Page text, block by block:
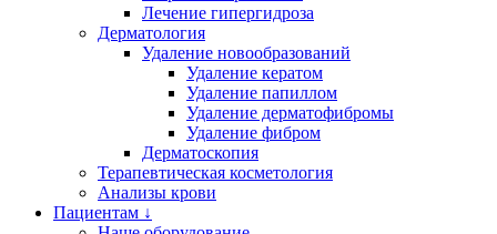
Лечение гипергидроза
Дерматология
Удаление новообразований
Удаление кератом
Удаление папиллом
Удаление дерматофибромы
Удаление фибром
Дерматоскопия
Терапевтическая косметология
Анализы крови
Пациентам ↓